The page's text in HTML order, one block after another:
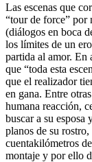
Las escenas que
“tour de force” por
(diálogos en boca
los límites de un
partida al amor. En
que “toda esta
que el realizador
en gana. Entre
humana reacción,
buscar a su
planos de su
cuentakilómetros
montaje y por ello